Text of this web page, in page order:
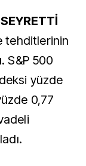
tehditlerinin
S&P 500
yüzde
0,77